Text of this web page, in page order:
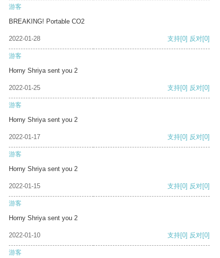
游客
BREAKING! Portable CO2
2022-01-28 支持[0] 反对[0]
游客
Horny Shriya sent you 2
2022-01-25 支持[0] 反对[0]
游客
Horny Shriya sent you 2
2022-01-17 支持[0] 反对[0]
游客
Horny Shriya sent you 2
2022-01-15 支持[0] 反对[0]
游客
Horny Shriya sent you 2
2022-01-10 支持[0] 反对[0]
游客